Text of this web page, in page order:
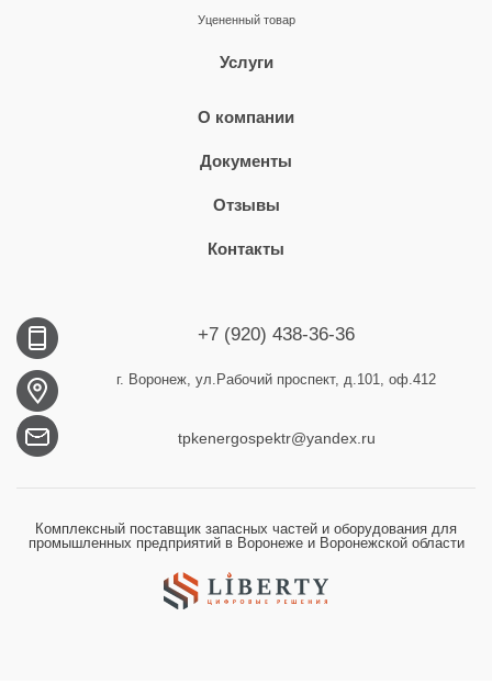
Уцененный товар
Услуги
О компании
Документы
Отзывы
Контакты
+7 (920) 438-36-36
г. Воронеж, ул.Рабочий проспект, д.101, оф.412
tpkenergospektr@yandex.ru
Комплексный поставщик запасных частей и оборудования для
промышленных предприятий в Воронеже и Воронежской области